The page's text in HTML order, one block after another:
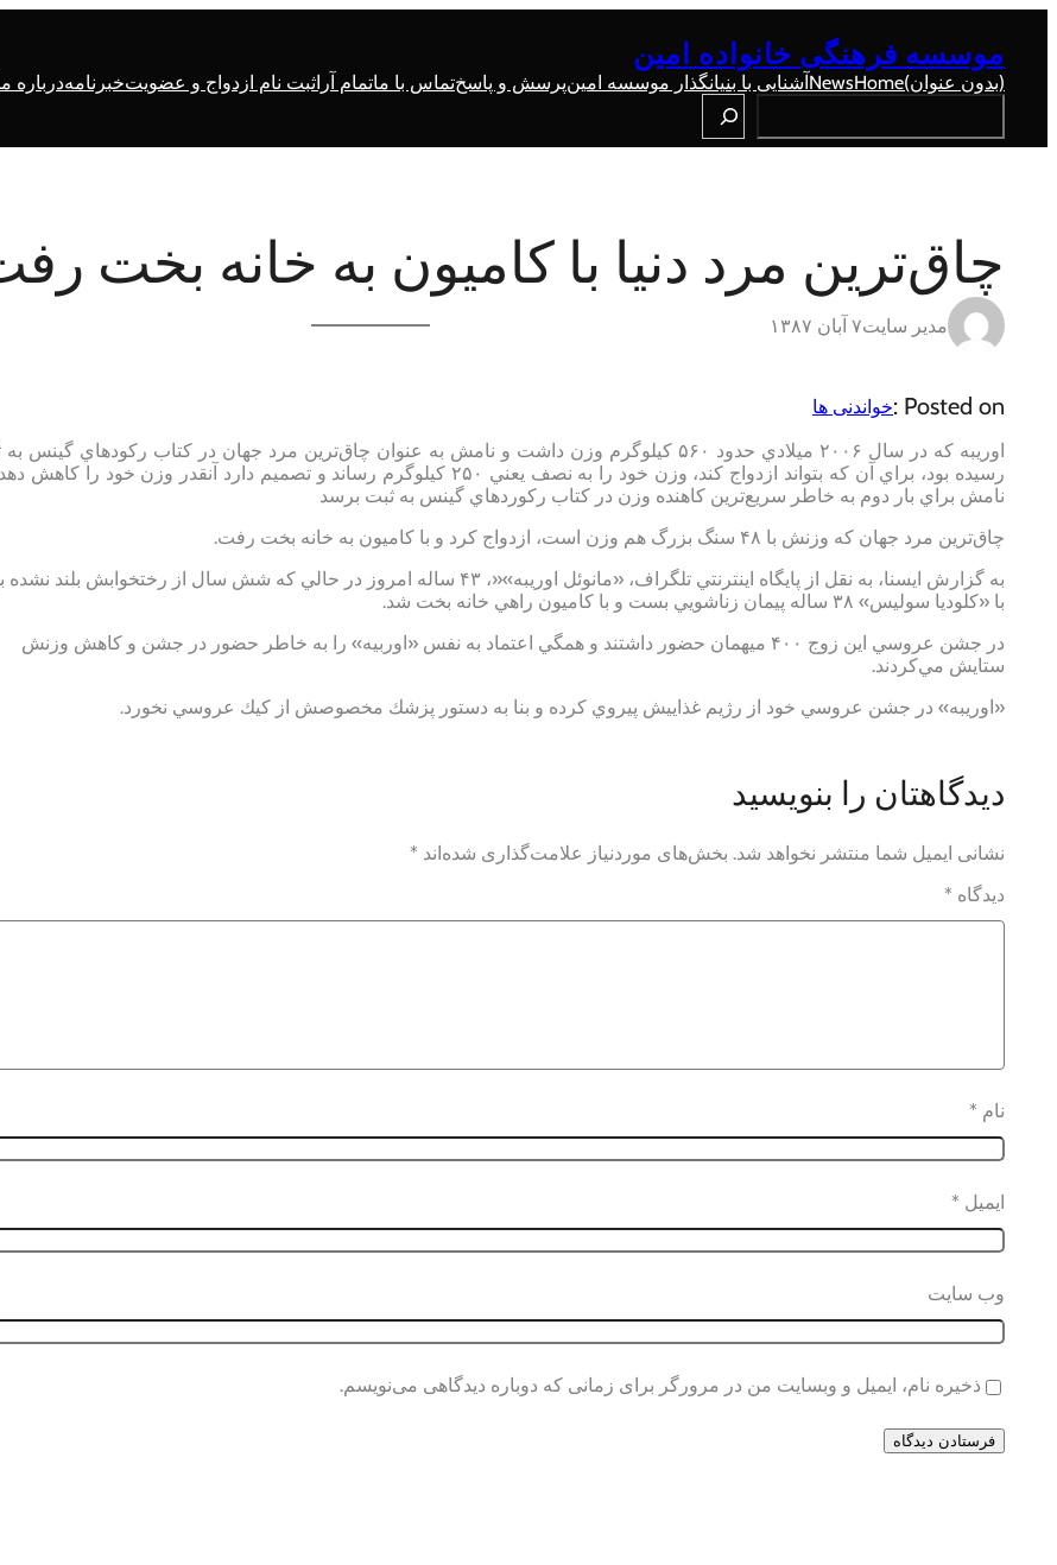
موسسه فرهنگی خانواده امین
(بدون عنوان)Home
Newsآشنایی با بنیانگذار موسسه امینپرسش و پاسختماس با ماتمام آراثبت نام ازدواج و عضویتخبرنامهدرباره
Search
چاق‌ترين مرد دنیا با كاميون به خانه بخت
مدیر سایت۷ آبان ۱۳۸۷
Posted on : خواندنی ها
اوريبه كه در سال ۲۰۰۶ ميلادي حدود ۵۶۰ كيلوگرم وزن داشت و نامش به عنوان چاق‌ترين مرد جهان در كتاب ركودهاي گينس
رسيده بود، براي آن كه بتواند ازدواج كند، وزن خود را به نصف يعني ۲۵۰ كيلوگرم رساند و تصميم دارد آنقدر وزن خود را
نامش براي بار دوم به خاطر سريع‌ترين كاهنده وزن در كتاب ركوردهاي گينس به ثبت برسد
چاق‌ترين مرد جهان كه وزنش با ۴۸ سنگ بزرگ هم وزن است، ازدواج كرد و با كاميون به خانه بخت رفت.
به گزارش ايسنا، به نقل از پايگاه اينترنتي تلگراف، «مانوئل اوريبه»«، ۴۳ ساله امروز در حالي كه شش سال از رختخوابش بلند
با «كلوديا سوليس» ۳۸ ساله پيمان زناشويي بست و با كاميون راهي خانه بخت شد.
در جشن عروسي اين زوج ۴۰۰ ميهمان حضور داشتند و همگي اعتماد به نفس «اوربيه» را به خاطر حضور در جشن و كاهش وزنش
ستايش مي‌كردند.
«اوريبه» در جشن عروسي خود از رژيم غذاييش پيروي كرده و بنا به دستور پزشك مخصوصش از كيك عروسي نخورد.
دیدگاهتان را بنویسید
نشانی ایمیل شما منتشر نخواهد شد. بخش‌های موردنیاز علامت‌گذاری شده‌اند *
دیدگاه *
نام *
ایمیل *
وب‌ سایت
ذخیره نام، ایمیل و وبسایت من در مرورگر برای زمانی که دوباره دیدگاهی می‌نویسم.